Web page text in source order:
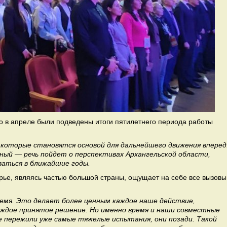
апреле были подведены итоги пятилетнего периода работы
становятся основой для дальнейшего движения
— речь пойдет о перспективах Архангельской области,
в ближайшие годы.
являясь частью большой страны, ощущает на себе все вызовы
Это делает более ценным каждое наше действие,
принятое решение. Но именно время и наши совместные
уже самые тяжелые испытания, они позади. Такой